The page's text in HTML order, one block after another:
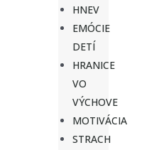
HNEV
EMÓCIE
DETÍ
HRANICE
VO
VÝCHOVE
MOTIVÁCIA
STRACH